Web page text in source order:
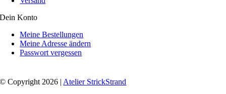
Dein Konto
Meine Bestellungen
Meine Adresse ändern
Passwort vergessen
© Copyright 2026 |Atelier StrickStrand